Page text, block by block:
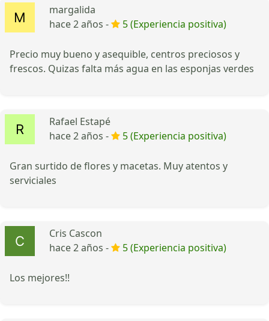
margalida
hace 2 años -
5 (Experiencia positiva)
Precio muy bueno y asequible, centros preciosos y
frescos. Quizas falta más agua en las esponjas verdes
Rafael Estapé
hace 2 años -
5 (Experiencia positiva)
Gran surtido de flores y macetas. Muy atentos y
serviciales
Cris Cascon
hace 2 años -
5 (Experiencia positiva)
Los mejores!!